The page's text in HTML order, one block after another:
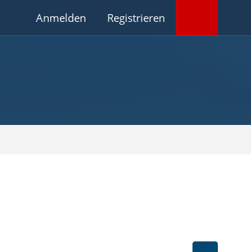
Anmelden Registrieren